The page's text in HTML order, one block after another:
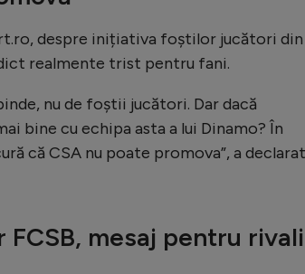
despre inițiativa foștilor jucători din
realmente trist pentru fani.
nu de foștii jucători. Dar dacă
bine cu echipa asta a lui Dinamo? În
că CSA nu poate promova”, a declarat
mesaj pentru